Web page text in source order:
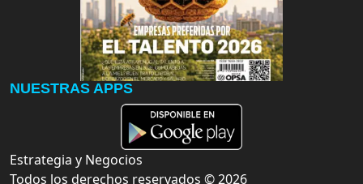
NUESTRAS APPS
Estrategia y Negocios
Todos los derechos reservados ©2026